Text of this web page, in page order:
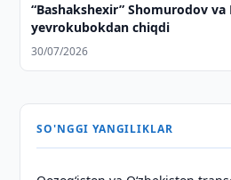
“Bashakshexir” Shomurodov
yevrokubokdan chiqdi
30/07/2026
SO'NGGI YANGILIKLAR